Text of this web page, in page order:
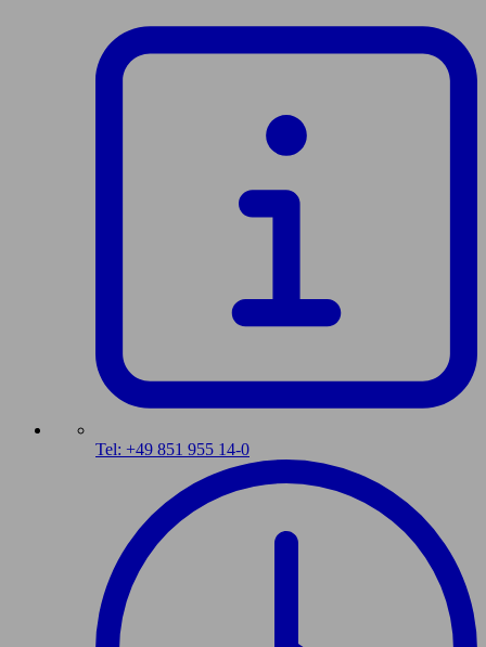
Tel: +49 851 955 14-0